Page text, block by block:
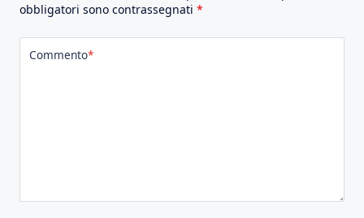
obbligatori sono contrassegnati *
Commento*